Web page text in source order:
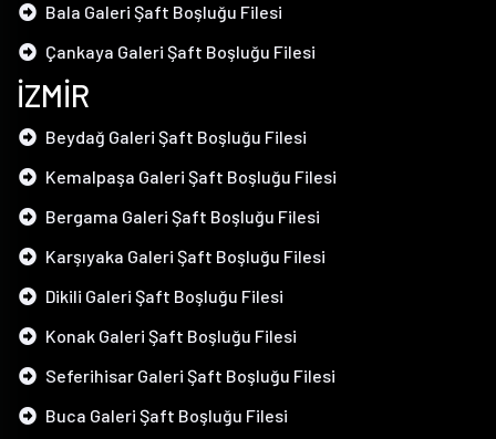
Bala Galeri Şaft Boşluğu Filesi
Çankaya Galeri Şaft Boşluğu Filesi
İZMİR
Beydağ Galeri Şaft Boşluğu Filesi
Kemalpaşa Galeri Şaft Boşluğu Filesi
Bergama Galeri Şaft Boşluğu Filesi
Karşıyaka Galeri Şaft Boşluğu Filesi
Dikili Galeri Şaft Boşluğu Filesi
Konak Galeri Şaft Boşluğu Filesi
Seferihisar Galeri Şaft Boşluğu Filesi
Buca Galeri Şaft Boşluğu Filesi